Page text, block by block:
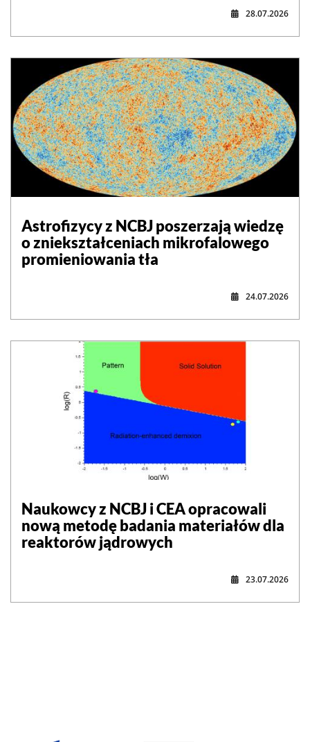
28.07.2026
Astrofizycy z NCBJ poszerzają wiedzę
o zniekształceniach mikrofalowego
promieniowania tła
24.07.2026
Naukowcy z NCBJ i CEA opracowali
nową metodę badania materiałów dla
reaktorów jądrowych
23.07.2026